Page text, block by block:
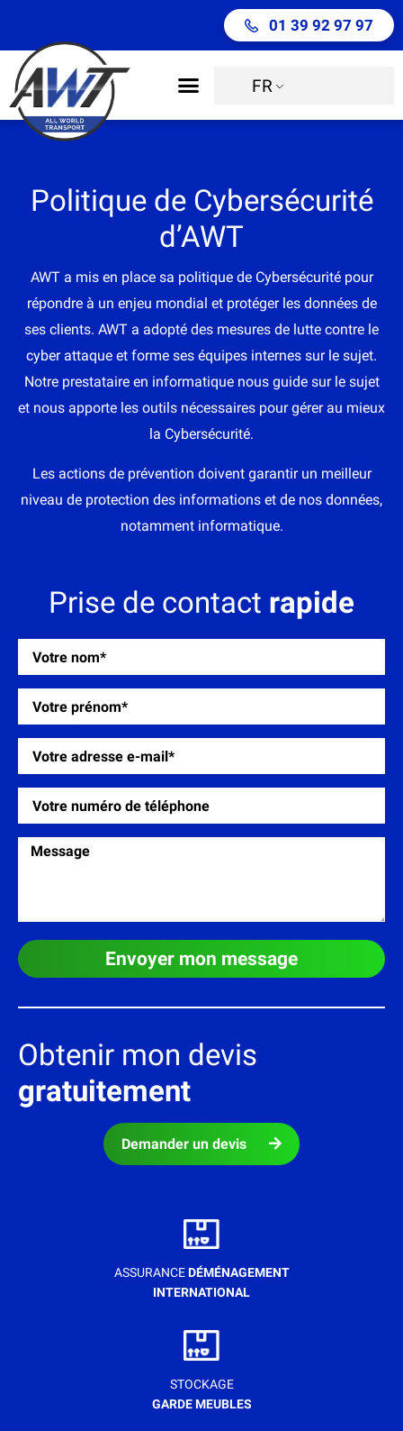
01 39 92 97 97
FR
Politique de Cybersécurité
d’AWT
AWT a mis en place sa politique de Cybersécurité pour
répondre à un enjeu mondial et protéger les données de
ses clients. AWT a adopté des mesures de lutte contre le
cyber attaque et forme ses équipes internes sur le sujet.
Notre prestataire en informatique nous guide sur le sujet
et nous apporte les outils nécessaires pour gérer au mieux
la Cybersécurité.
Les actions de prévention doivent garantir un meilleur
niveau de protection des informations et de nos données,
notamment informatique.
Prise de contact rapide
Envoyer mon message
Obtenir mon devis
gratuitement
Demander un devis
ASSURANCEDÉMÉNAGEMENT
INTERNATIONAL
STOCKAGE
GARDE MEUBLES